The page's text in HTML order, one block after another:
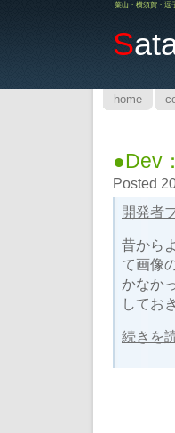
葉山・横須賀・逗
S
home
●Dev
Posted
開発者
昔から
て画像
かなか
してお
続きを